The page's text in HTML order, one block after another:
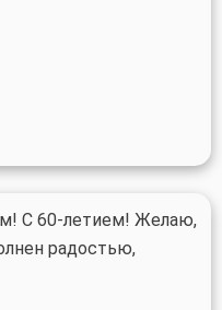
С 60-летием! Желаю,
радостью,